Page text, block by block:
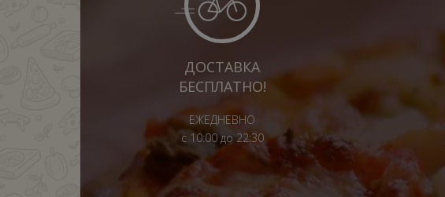
ДОСТАВКА
БЕСПЛАТНО!
ЕЖЕДНЕВНО
с 10:00 до 22:30